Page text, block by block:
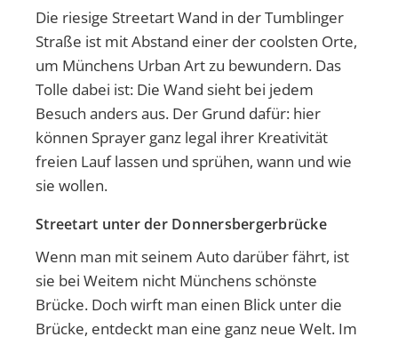
Die riesige Streetart Wand in der Tumblinger
Straße ist mit Abstand einer der coolsten Orte,
um Münchens Urban Art zu bewundern. Das
Tolle dabei ist: Die Wand sieht bei jedem
Besuch anders aus. Der Grund dafür: hier
können Sprayer ganz legal ihrer Kreativität
freien Lauf lassen und sprühen, wann und wie
sie wollen.
Streetart unter der Donnersbergerbrücke
Wenn man mit seinem Auto darüber fährt, ist
sie bei Weitem nicht Münchens schönste
Brücke. Doch wirft man einen Blick unter die
Brücke, entdeckt man eine ganz neue Welt. Im